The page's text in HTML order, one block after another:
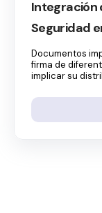
Integración
Seguridad
Documentos
firma de
implicar su